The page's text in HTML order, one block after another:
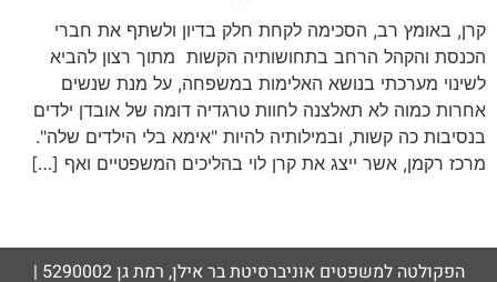
קרן, באומץ רב, הסכימה לקחת חלק בדיון ולשתף את חברי
הכנסת והקהל הרחב בתחושותיה הקשות מתוך רצון להביא
לשינוי מערכתי בנושא האלימות במשפחה, על מנת שנשים
אחרות כמוה לא תאלצנה לחוות טרגדיה דומה של אובדן ילדים
בנסיבות כה קשות, ובמילותיה להיות "אימא בלי הילדים שלה".
מרכז רקמן, אשר ייצג את קרן לוי בהליכים המשפטיים ואף […]
הפקולטה למשפטים אוניברסיטת בר אילן, רמת גן 5290002 |